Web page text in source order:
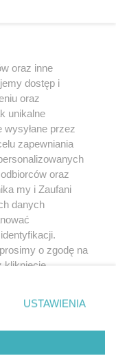
1 ustawy o
w jakikolwiek sposób
na jakimkolwiek polu
umieszczaniem w
Jakiekolwiek użycie
z naruszeniem
pod groźbą kary i
oraz inne
dostęp i
oraz
unikalne
wysyłane przez
zapewniania
oraz
my i Zaufani
danych
o zgodę na
kliknięcie
prywatności
zgody
się takiemu
zastosowanie tylko
USTAWIENIA